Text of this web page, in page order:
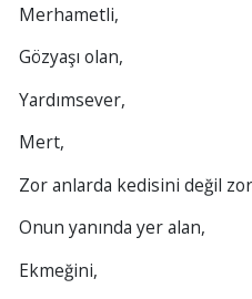
Merhametli,
Gözyaşı olan,
Yardımsever,
Mert,
Zor anlarda kedisini değil
Onun yanında yer alan,
Ekmeğini,